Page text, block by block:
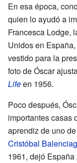
En esa época,
quien lo ayudó a
Francesca Lodge,
Unidos en
vestido para la
foto de Óscar
Lifeen 1956.
Poco después,
importantes casas
aprendiz de uno
Cristóbal
1961, dejó